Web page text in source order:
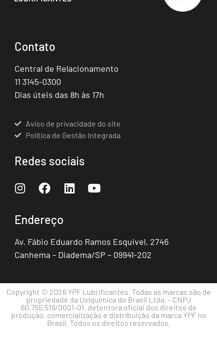
Contato
Central de Relacionamento
11 3145-0300
Dias úteis das 8h às 17h
Aviso de privacidade do site
Política de Gestão Integrada
Redes sociais
Endereço
Av. Fábio Eduardo Ramos Esquivel, 2746
Canhema – Diadema/SP – 09941-202
Copyright © 2026 YPF Lubrificantes. Todas as marcas são de
propriedade da Usiquímica do Brasil Ltda. – CNPJ
60.755.519/0001-01, detentora oficial dos direitos de
produção, comercialização e distribuição da marca YPF no
Brasil. Todos os direitos reservados.